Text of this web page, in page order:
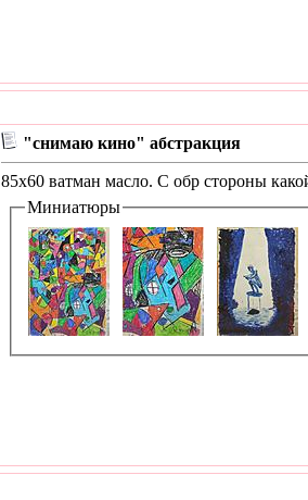
"снимаю кино" абстракция
85х60 ватман масло. С обр стороны
Миниатюры